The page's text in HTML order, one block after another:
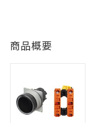
商品概要